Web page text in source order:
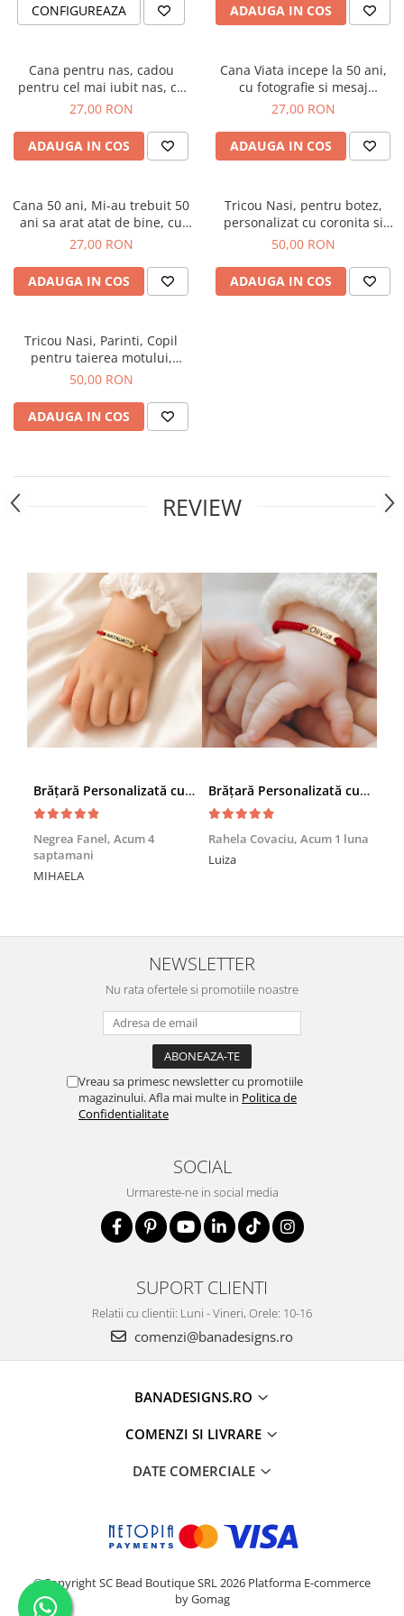
Coliere
Semn de carte
Card metalic
Cadouri Copii
Cadouri 1-8 Martie
Cadouri Paste
Halloween
Portfard Personalizat
Tablou Personalizat
CONFIGUREAZA ADAUGA IN COS
Cana pentru nas, cadou
pentru cel mai iubit nas, cu
mesaj special pe spate
27,00 RON
ADAUGA IN COS
Cana Viata incepe la 50 ani,
cu fotografie si mesaj
personalizat
27,00 RON
ADAUGA IN COS
Cana 50 ani, Mi-au trebuit 50
ani sa arat atat de bine, cu
fotografie si mesaj
27,00 RON
ADAUGA IN COS
Tricou Nasi, pentru botez,
personalizat cu coronita si
numele copilului.
50,00 RON
ADAUGA IN COS
Tricou Nasi, Parinti, Copil
pentru taierea motului,
personalizat cu coronita si
50,00 RON
ADAUGA IN COS
REVIEW
Brățară Personalizată cu Nume și Cruciuță – Inox Aur IP
Negrea Fanel, Acum 4
saptamani
MIHAELA
Brățară Personalizată cu Nume, Inox Auriu Waterproof, pentru copii
Rahela Covaciu, Acum 1 luna
Luiza
NEWSLETTER
Nu rata ofertele si promotiile noastre
Vreau sa primesc newsletter cu promotiile
magazinului. Afla mai multe in Politica de
Confidentialitate
SOCIAL
Urmareste-ne in social media
SUPORT CLIENTI
Relatii cu clientii: Luni - Vineri, Orele: 10-16
comenzi@banadesigns.ro
BANADESIGNS.RO
COMENZI SI LIVRARE
DATE COMERCIALE
©Copyright SC Bead Boutique SRL 2026 Platforma E-commerce
by Gomag